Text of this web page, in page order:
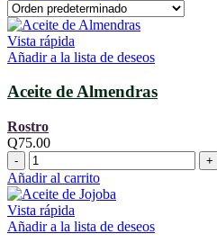
Vista rápida
Añadir a la lista de deseos
Aceite de Almendras
Rostro
Q75.00
Aceite
de
Almendras
cantidad
Añadir al carrito
Vista rápida
Añadir a la lista de deseos